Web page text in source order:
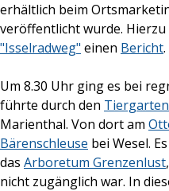
erhältlich beim
veröffentlicht wurde. Hierzu
"Isselradweg" einen Bericht.
Um 8.30 Uhr ging es bei
führte durch den
Marienthal. Von dort am
Bärenschleuse bei Wesel.
das Arboretum Grenzenlust
nicht zugänglich war. In